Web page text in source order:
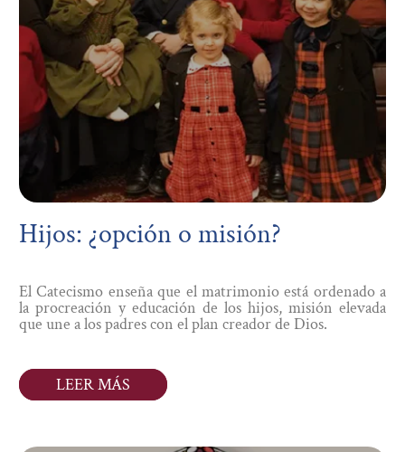
Hijos: ¿opción o misión?
El Catecismo enseña que el matrimonio está ordenado a
la procreación y educación de los hijos, misión elevada
que une a los padres con el plan creador de Dios.
LEER MÁS